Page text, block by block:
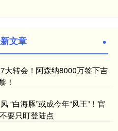
文章
大转会！阿森纳8000万签下吉
！
“白海豚”或成今年“风王”！官
要只盯登陆点